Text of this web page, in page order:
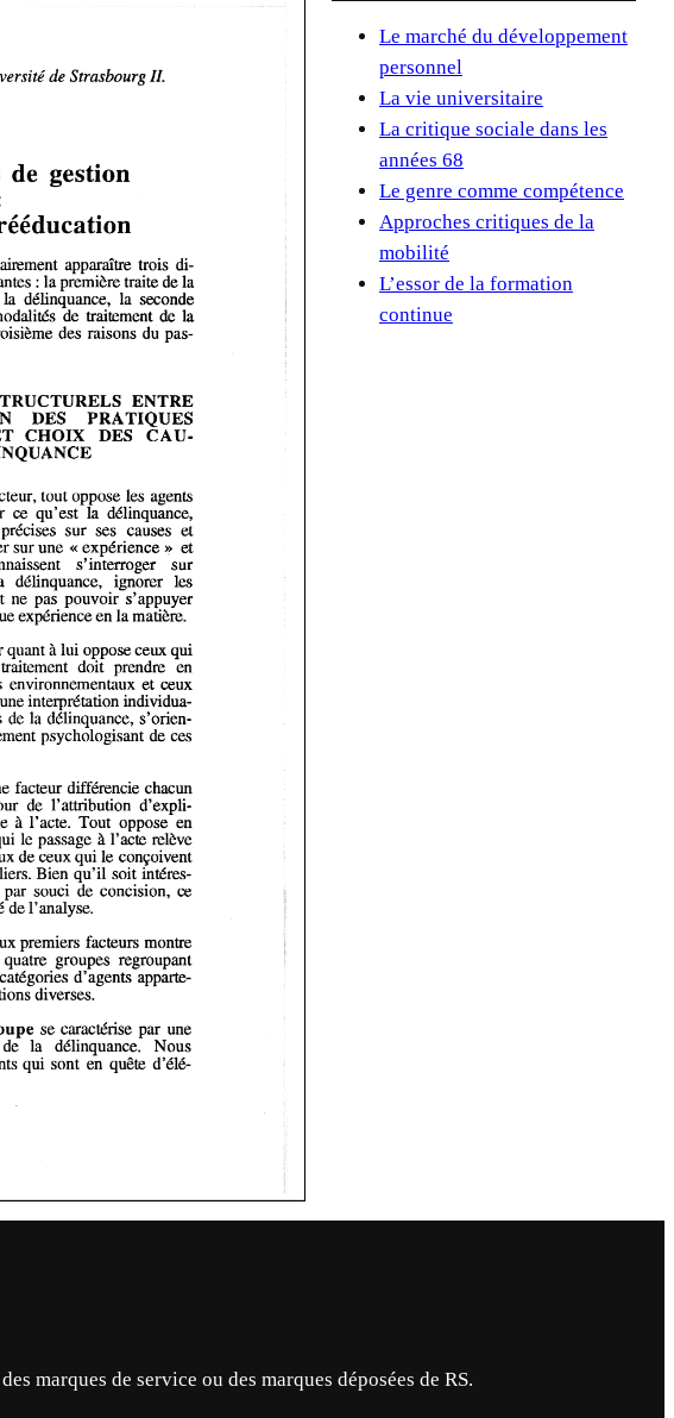
Le marché du développement
personnel
La vie universitaire
La critique sociale dans les
années 68
Le genre comme compétence
Approches critiques de la
mobilité
L’essor de la formation
continue
marques de service ou des marques déposées de RS.